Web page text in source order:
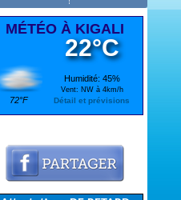
MÉTÉO À KIGALI
72°F
22°C
Humidité: 45%
Vent: NW à 4km/h
Détail et prévisions